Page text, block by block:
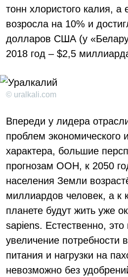
тонн хлористого калия, а
возросла на 10% и
долларов США (у
2018 год – $2,5
© uralkali.com
Впереди у лидера
проблем экономического
характера, большие
прогнозам ООН, к 2050
населения Земли
миллиардов человек, а к
планете будут жить уже
sapiens. Естественно, это
увеличение потребности
питания и нагрузки на
невозможно без